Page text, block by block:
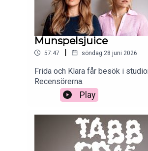
Munspelsjuice
57:47 | söndag 28 juni 2026
Frida och Klara får besök i
Recensörerna.
Play